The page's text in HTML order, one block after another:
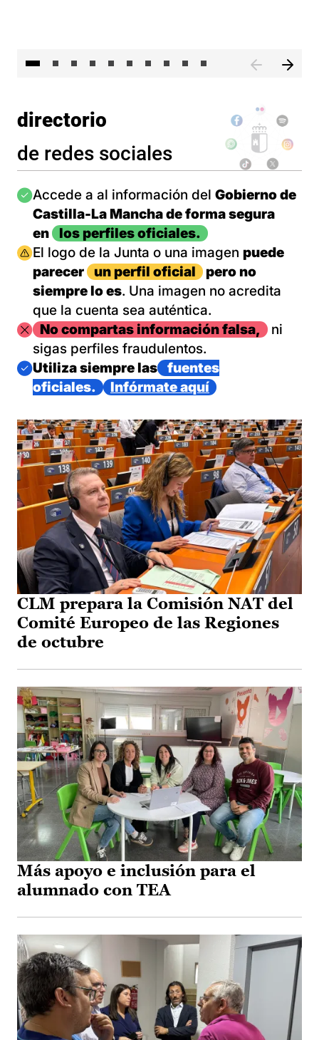
directorio
de redes sociales
Imagen
Accede a al información del Gobierno de
Castilla-La Mancha de forma segura
en
los perfiles oficiales.
Imagen
El logo de la Junta o una imagen puede
parecer
un perfil oficial
pero no
siempre lo es. Una imagen no acredita
que la cuenta sea auténtica.
ImagenNo compartas información falsa,
ni
sigas perfiles fraudulentos.
Imagen
Utiliza siempre las
fuentes
oficiales.
Infórmate aquí
CLM prepara la Comisión NAT del
Comité Europeo de las Regiones
de octubre
Más apoyo e inclusión para el
alumnado con TEA